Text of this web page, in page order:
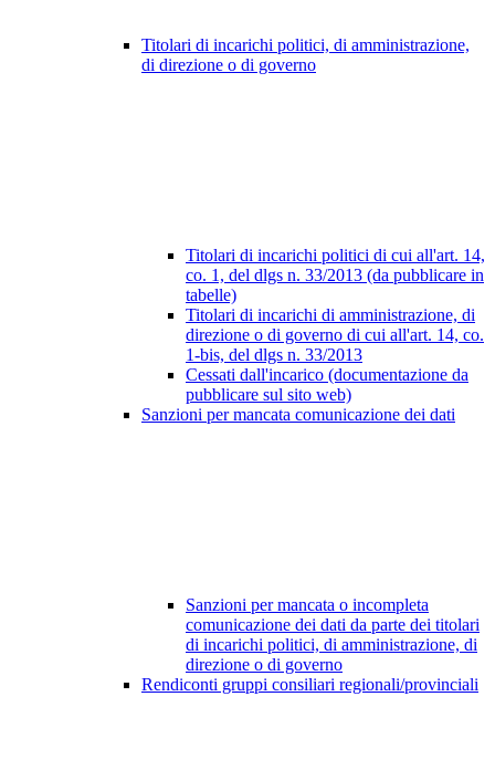
Titolari di incarichi politici, di amministrazione,
di direzione o di governo
Titolari di incarichi politici di cui all'art. 14,
co. 1, del dlgs n. 33/2013 (da pubblicare in
tabelle)
Titolari di incarichi di amministrazione, di
direzione o di governo di cui all'art. 14, co.
1-bis, del dlgs n. 33/2013
Cessati dall'incarico (documentazione da
pubblicare sul sito web)
Sanzioni per mancata comunicazione dei dati
Sanzioni per mancata o incompleta
comunicazione dei dati da parte dei titolari
di incarichi politici, di amministrazione, di
direzione o di governo
Rendiconti gruppi consiliari regionali/provinciali